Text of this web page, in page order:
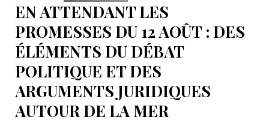
EN ATTENDANT LES
PROMESSES DU 12 AOÛT : DES
ÉLÉMENTS DU DÉBAT
POLITIQUE ET DES
ARGUMENTS JURIDIQUES
AUTOUR DE LA MER